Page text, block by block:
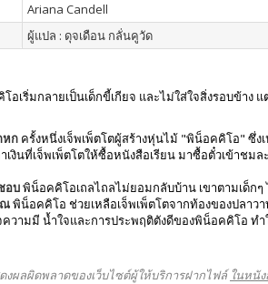
Ariana Candell
ผู้แปล : ดุจเดือน กลั่นคูวัด
เริ่มกลายเป็นเด็กขี้เกียจ และไม่ใส่ใจสิ่งรอบข้า
หก ครั้งหนึ่งเจ็พเพ็ตโตผู้สร้างหุ่นไม้ "พิน็อคคิโอ" ซึ่
งินที่เจ็พเพ็ตโตให้ซื้อหนังสือเรียน มาซื้อตั๋วเข้า
อบพิน็อคคิโอเถลไถลไม่ยอมกลับบ้าน เขาตามเด็กๆ
ณพิน็อคคิโอ ช่วยเหลือเจ็พเพ็ตโตจากท้องของปลาว
วามมี น้ำใจและการประพฤติตังดีของพิน็อคคิโอ ท
ผลผิดพลาดของเว็บไซต์ผู้ให้บริการฝากไฟล์ ในหนั